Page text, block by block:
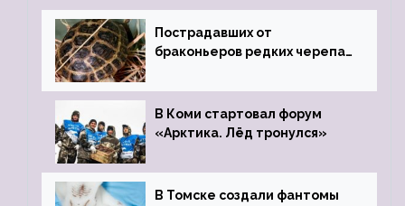
Пострадавших от
браконьеров редких черепах
зоопарк
В Коми стартовал форум
«Арктика. Лёд тронулся»
В Томске создали фантомы